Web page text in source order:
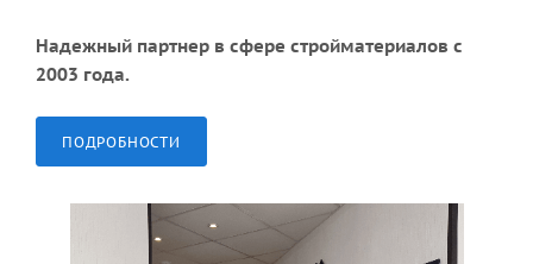
Надежный партнер в сфере стройматериалов с
2003 года.
ПОДРОБНОСТИ